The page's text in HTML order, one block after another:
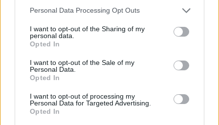
Personal Data Processing Opt Outs
I want to opt-out of the Sharing of my
personal data.
Opted In
I want to opt-out of the Sale of my
Personal Data.
Opted In
I want to opt-out of processing my
Personal Data for Targeted Advertising.
Opted In
provenienti da nove diverse regioni e la presenza delle
della US Formiginese, sotto l’egida della Federazione Ciclistica
Italiana, la direzione di gara è affidata da Franco Machì coadiuvato
il servizio delle vetture è del Team Orfeo Casolari Selle Italia, con il
presidio del percorso affidato ai Volontari della Sicurezza coordinati